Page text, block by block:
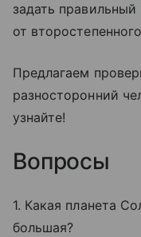
задать
от
Предлагаем
разносторонний
узнайте!
Вопросы
1. Какая планета
большая?